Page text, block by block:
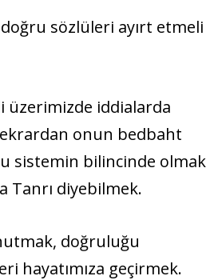
sözlüleri ayırt etmeli
üzerimizde iddialarda
onun bedbaht
sistemin bilincinde olmak
Tanrı diyebilmek.
doğruluğu
hayatımıza geçirmek.